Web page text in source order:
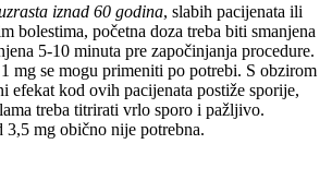
iznad 60 godina, slabih pacijenata ili
bolestima, početna doza treba biti smanjena
5-10 minuta pre započinjanja procedure.
mg se mogu primeniti po potrebi. S obzirom
efekat kod ovih pacijenata postiže sporije,
treba titrirati vrlo sporo i pažljivo.
3,5 mg obično nije potrebna.